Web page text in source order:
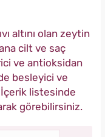
altını olan zeytin
cilt ve saç
ve antioksidan
besleyici ve
İçerik listesinde
görebilirsiniz.